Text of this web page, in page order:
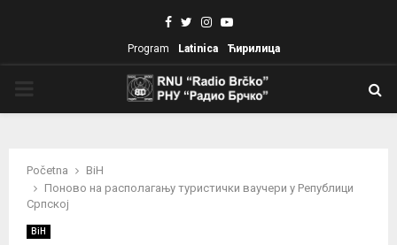
Facebook
TwitterInstagram
Youtube
Program Latinica Ћирилица
Početna
BiH
Поново на располагању туристички ваучери у Републици
Српској
BiH